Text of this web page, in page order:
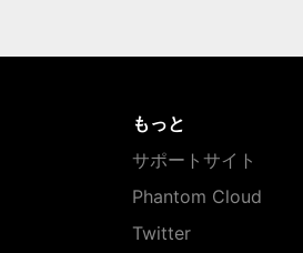
もっと
サポートサイト
Phantom Cloud
Twitter